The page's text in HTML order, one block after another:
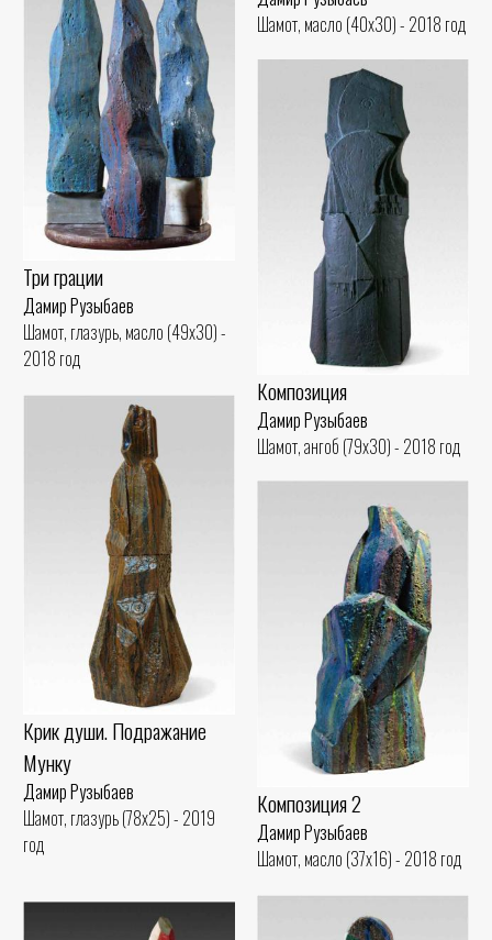
Шамот, масло (40x30) - 2018 год
Три грации
Дамир Рузыбаев
Шамот, глазурь, масло (49x30) -
2018 год
Композиция
Дамир Рузыбаев
Шамот, ангоб (79x30) - 2018 год
Крик души. Подражание
Мунку
Дамир Рузыбаев
Шамот, глазурь (78x25) - 2019
год
Композиция 2
Дамир Рузыбаев
Шамот, масло (37x16) - 2018 год